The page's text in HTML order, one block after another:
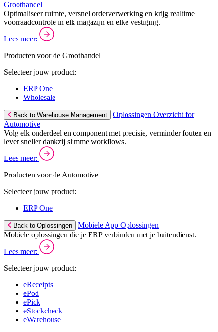
Groothandel
Optimaliseer ruimte, versnel orderverwerking en krijg realtime
voorraadcontrole in elk magazijn en elke vestiging.
Lees meer:
Producten voor de Groothandel
Selecteer jouw product:
ERP One
Wholesale
Back to Warehouse Management
Oplossingen Overzicht for
Automotive
Volg elk onderdeel en component met precisie, verminder fouten en
lever sneller dankzij slimme workflows.
Lees meer:
Producten voor de Automotive
Selecteer jouw product:
ERP One
Back to Oplossingen
Mobiele App Oplossingen
Mobiele oplossingen die je ERP verbinden met je buitendienst.
Lees meer:
Selecteer jouw product:
eReceipts
ePod
ePick
eStockcheck
eWarehouse